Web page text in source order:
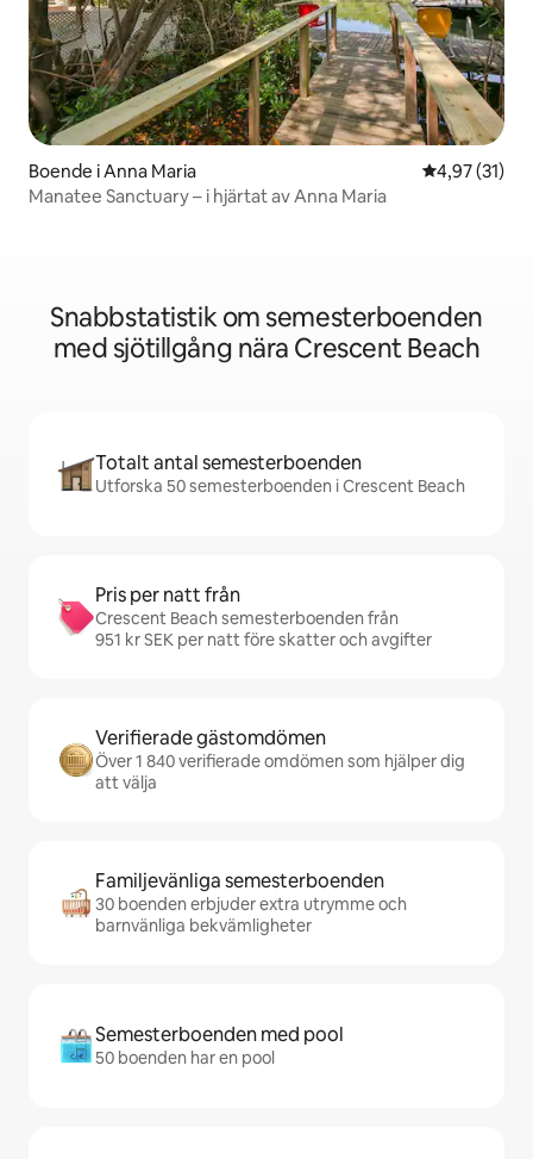
Boende i Anna Maria 4,97 av 5 i
4,97 (31)
Manatee Sanctuary – i hjärtat av Anna Maria
Snabbstatistik om semesterboenden
med sjötillgång nära Crescent Beach
Totalt antal semesterboenden
Utforska 50 semesterboenden i Crescent Beach
Pris per natt från
Crescent Beach semesterboenden från
951 kr SEK per natt före skatter och avgifter
Verifierade gästomdömen
Över 1 840 verifierade omdömen som hjälper dig
att välja
Familjevänliga semesterboenden
30 boenden erbjuder extra utrymme och
barnvänliga bekvämligheter
Semesterboenden med pool
50 boenden har en pool